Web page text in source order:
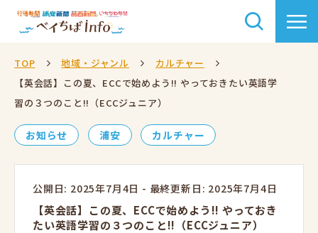
TOP 地域・ジャンル
カルチャー
【英会話】この夏、ECCで始めよう!! やっておきたい英語学
習の３つのこと!!（ECCジュニア）
お知らせ 浦安 カルチャー
公開日: 2025年7月4日 - 最終更新日: 2025年7月4日
【英会話】この夏、ECCで始めよう!! やっておき
たい英語学習の３つのこと!!（ECCジュニア）